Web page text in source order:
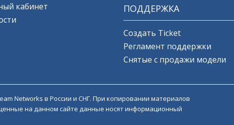
кабинет
ПОДДЕРЖКА
Создать Ticket
Регламент поддержки
Снятые с продажи модели
Networks в России и СНГ. При копировании материалов
на данном сайте данные носят информационный